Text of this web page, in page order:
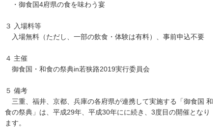
・御食国4府県の食を味わう宴
３ 入場料等
入場無料（ただし、一部の飲食・体験は有料）、事前申込不要
４ 主催
御食国・和食の祭典in若狭路2019実行委員会
５ 備考
三重、福井、京都、兵庫の各府県が連携して実施する「御食国 和
食の祭典」は、平成29年、平成30年にに続き、3度目の開催となり
ます。